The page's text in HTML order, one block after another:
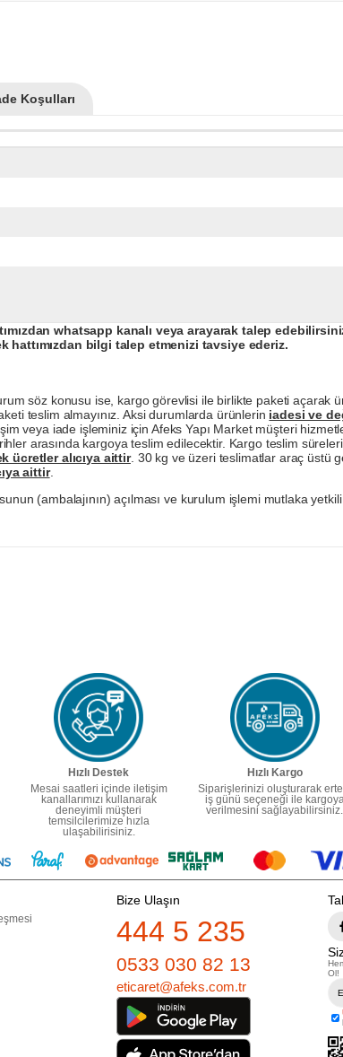
Koşulları
whatsapp kanalı veya arayarak talep
hattımızdan bilgi talep etmenizi tavsiye ederiz.
söz konusu ise, kargo görevlisi ile birlikte paketi açarak
teslim almayınız. Aksi durumlarda ürünlerin iadesi ve
veya iade işleminiz için Afeks Yapı Market müşteri
arasında kargoya teslim edilecektir. Kargo teslim
ücretler alıcıya aittir. 30 kg ve üzeri teslimatlar araç üstü
aittir.
(ambalajının) açılması ve kurulum işlemi mutlaka yetkili
Hızlı Destek
Mesai saatleri içinde iletişim
kanallarımızı kullanarak
deneyimli müşteri
temsilcilerimize hızla
ulaşabilirisiniz.
Hızlı Kargo
Siparişlerinizi oluşturarak
iş günü seçeneği ile
verilmesini sağlayabilirsiniz.
Bize Ulaşın
444 5 235
0533 030 82 13
eticaret@afeks.com.tr
Ol!